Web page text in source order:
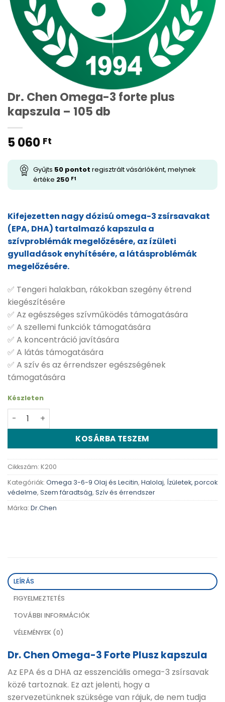
Dr. Chen Omega-3 forte plus
kapszula – 105 db
5 060 Ft
Gyűjts 50 pontot regisztrált vásárlóként, melynek
értéke 250 Ft
Kifejezetten nagy dózisú omega-3 zsírsavakat
(EPA, DHA) tartalmazó kapszula a
szívproblémák megelőzésére, az ízületi
gyulladások enyhítésére, a látásproblémák
megelőzésére.
✅ Tengeri halakban, rákokban szegény étrend
kiegészítésére
✅ Az egészséges szívműködés támogatására
✅ A szellemi funkciók támogatására
✅ A koncentráció javítására
✅ A látás támogatására
✅ A szív és az érrendszer egészségének
támogatására
Készleten
Dr. Chen Omega-3 forte plus kapszula - 105 db
KOSÁRBA TESZEM
Cikkszám: K200
Kategóriák: Omega 3-6-9 Olaj és Lecitin, Halolaj, Ízületek, porcok
védelme, Szem fáradtság, Szív és érrendszer
Márka: Dr.Chen
LEÍRÁS
FIGYELMEZTETÉS
TOVÁBBI INFORMÁCIÓK
VÉLEMÉNYEK (0)
Dr. Chen Omega-3 Forte Plusz kapszula
Az EPA és a DHA az esszenciális omega-3 zsírsavak
közé tartoznak. Ez azt jelenti, hogy a
szervezetünknek szüksége van rájuk, de nem tudja